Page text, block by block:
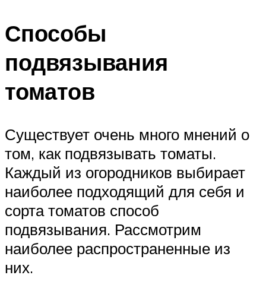
Способы
подвязывания
томатов
Существует очень много мнений о
том, как подвязывать томаты.
Каждый из огородников выбирает
наиболее подходящий для себя и
сорта томатов способ
подвязывания. Рассмотрим
наиболее распространенные из
них.